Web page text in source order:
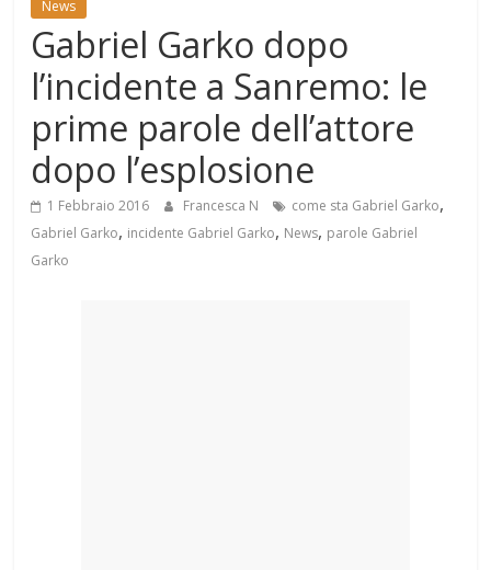
Mondo
News
Gabriel Garko dopo
l’incidente a Sanremo: le
prime parole dell’attore
dopo l’esplosione
1 Febbraio 2016 Francesca N come sta Gabriel Garko,
Gabriel Garko, incidente Gabriel Garko, News, parole Gabriel
Garko